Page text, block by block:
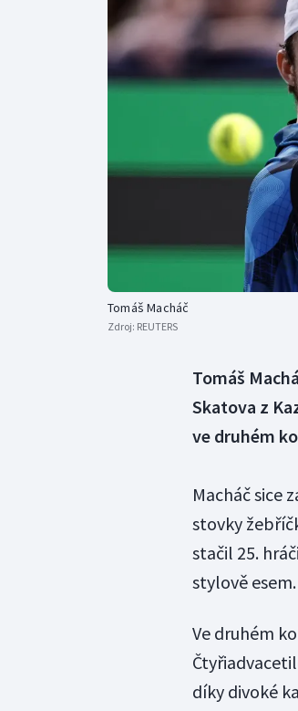
Tomáš Macháč
Zdroj: REUTERS
Tomáš
Skatova z
ve druhém
Macháč sice
stovky
stačil 25.
stylově esem.
Ve druhém
díky divoké